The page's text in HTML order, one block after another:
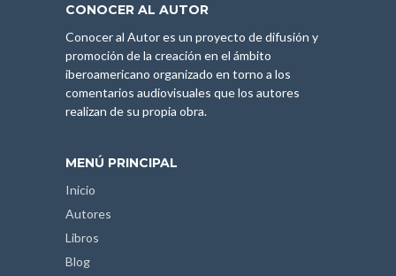
CONOCER AL AUTOR
Conocer al Autor es un proyecto de difusión y
promoción de la creación en el ámbito
iberoamericano organizado en torno a los
comentarios audiovisuales que los autores
realizan de su propia obra.
MENÚ PRINCIPAL
Inicio
Autores
Libros
Blog